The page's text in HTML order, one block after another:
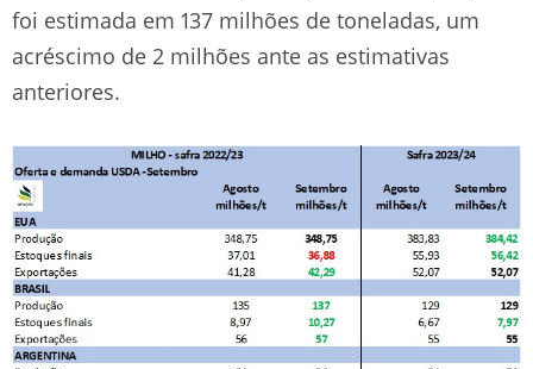
foi estimada em 137 milhões de toneladas, um
acréscimo de 2 milhões ante as estimativas
anteriores.